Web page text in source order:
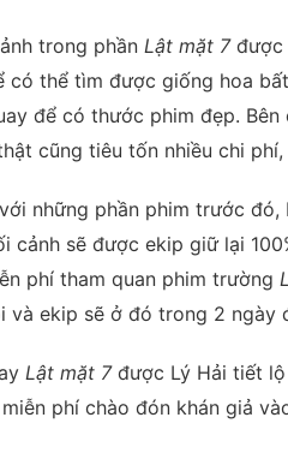
trong phần Lật mặt 7được
có thể tìm được giống hoa
để có thước phim đẹp.
cũng tiêu tốn nhiều chi
những phần phim trước
cảnh sẽ được ekip giữ lại
phí tham quan phim trường
và ekip sẽ ở đó trong 2 ngày
Lật mặt 7được Lý Hải tiết lộ
phí chào đón khán giả